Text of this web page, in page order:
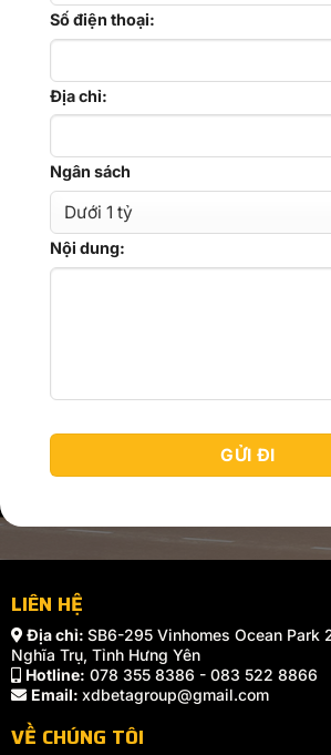
Số điện thoại:
Địa chỉ:
Ngân sách
Nội dung:
LIÊN HỆ
Địa chỉ: SB6-295 Vinhomes Ocean Park
Nghĩa Trụ, Tỉnh Hưng Yên
Hotline: 078 355 8386 - 083 522 8866
Email: xdbetagroup@gmail.com
VỀ CHÚNG TÔI